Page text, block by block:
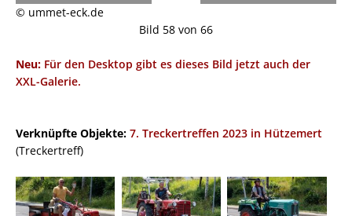
© ummet-eck.de
Bild 58 von 66
Neu: Für den Desktop gibt es dieses Bild jetzt auch der
XXL-Galerie.
Verknüpfte Objekte: 7. Treckertreffen 2023 in Hützemert
(Treckertreff)